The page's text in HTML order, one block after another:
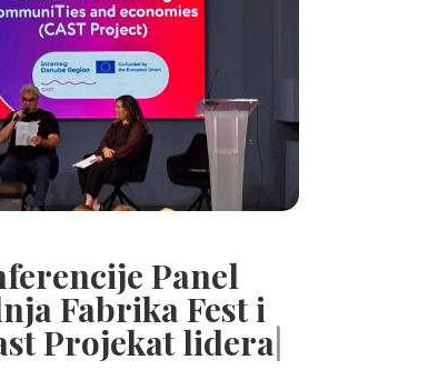
Panel
Fabrika Fest i
Projekat lidera|